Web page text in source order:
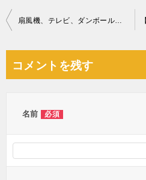
投
ビ
扇風機、テレビ、ダンボール、かご、かみそり、スプレー缶等の回収
コメントを残す
名前 必須